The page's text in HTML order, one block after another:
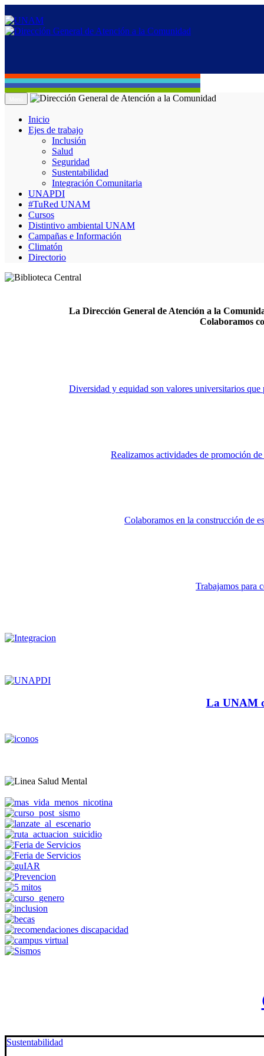
Inicio
Ejes de trabajo
Inclusión
Salud
Seguridad
Sustentabilidad
Integración Comunitaria
UNAPDI
#TuRed UNAM
Cursos
Distintivo ambiental UNAM
Campañas e Información
Climatón
Directorio
La Dirección General de Atención a la
Colaboramos
Diversidad y equidad son valores universitarios que
Realizamos actividades de promoción
Colaboramos en la construcción de
Trabajamos para
La UNAM
Sustentabilidad